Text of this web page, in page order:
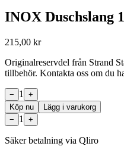
INOX Duschslang
215,00 kr
Originalreservdel från Strand
tillbehör. Kontakta oss om du
− 1
+
Köp nu
Lägg i varukorg
−
1 +
Säker betalning via Qliro